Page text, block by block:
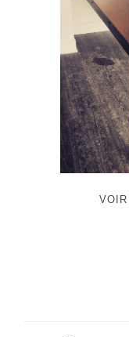
VOIR